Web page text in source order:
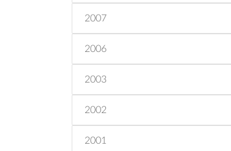
2007
2006
2003
2002
2001